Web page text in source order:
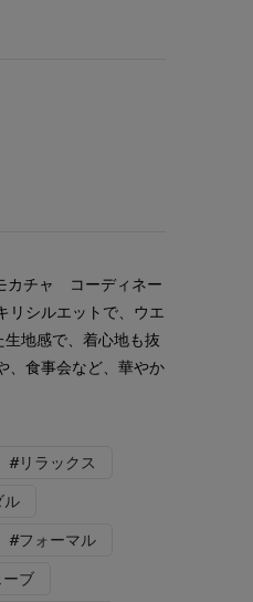
カチャ コーディネー
リシルエットで、ウエ
地感で、着心地も抜
、食事会など、華やか
#リラックス
ル
#フォーマル
ブ